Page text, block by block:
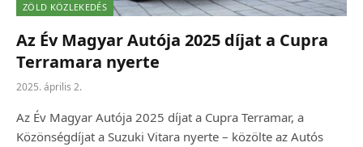
ZÖLD KÖZLEKEDÉS
Az Év Magyar Autója 2025 díjat a Cupra
Terramara nyerte
2025. április 2.
Az Év Magyar Autója 2025 díjat a Cupra Terramar, a
Közönségdíjat a Suzuki Vitara nyerte – közölte az Autós